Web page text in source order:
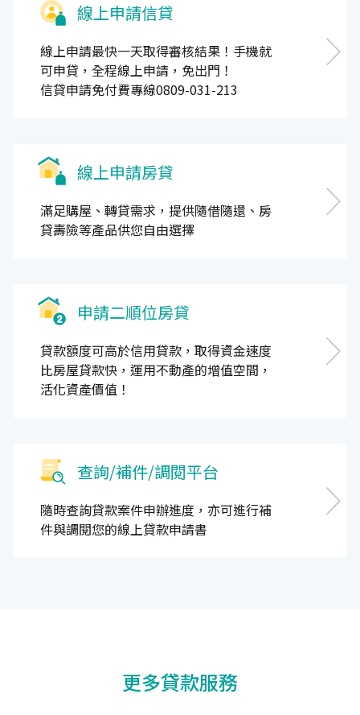
線上申請信貸
線上申請最快一天取得審核結果！手機就
可申貸，全程線上申請，免出門！
信貸申請免付費專線0809-031-213
線上申請房貸
滿足購屋、轉貸需求，提供隨借隨還、房
貸壽險等產品供您自由選擇
申請二順位房貸
貸款額度可高於信用貸款，取得資金速度
比房屋貸款快，運用不動產的增值空間，
活化資產價值！
查詢/補件/調閱平台
隨時查詢貸款案件申辦進度，亦可進行補
件與調閱您的線上貸款申請書
更多貸款服務